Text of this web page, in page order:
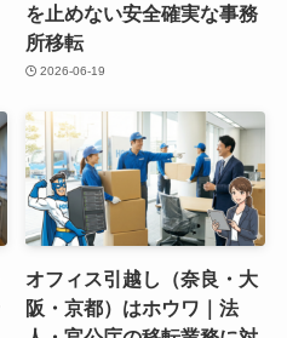
を止めない安全確実な事務
所移転
2026-06-19
オフィス引越し（奈良・大
阪・京都）はホウワ｜法